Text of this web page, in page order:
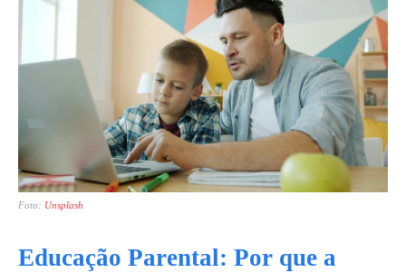
Foto: Unsplash
Educação Parental: Por que a